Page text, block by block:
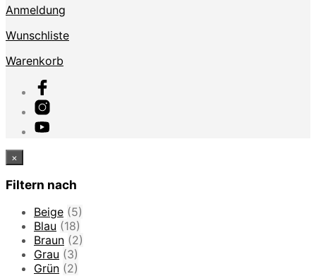
Anmeldung
Wunschliste
Warenkorb
×
Filtern nach
Beige (5)
Blau (18)
Braun (2)
Grau (3)
Grün (2)